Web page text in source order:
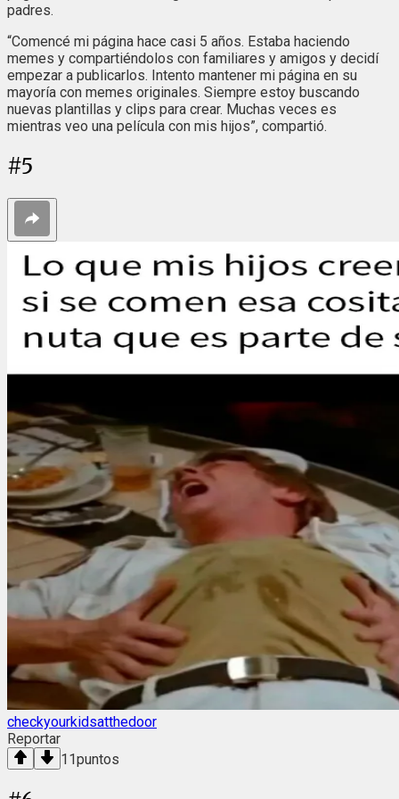
padres.
“Comencé mi página hace casi 5 años. Estaba haciendo
memes y compartiéndolos con familiares y amigos y decidí
empezar a publicarlos. Intento mantener mi página en su
mayoría con memes originales. Siempre estoy buscando
nuevas plantillas y clips para crear. Muchas veces es
mientras veo una película con mis hijos”, compartió.
#5
checkyourkidsatthedoor
Reportar
11puntos